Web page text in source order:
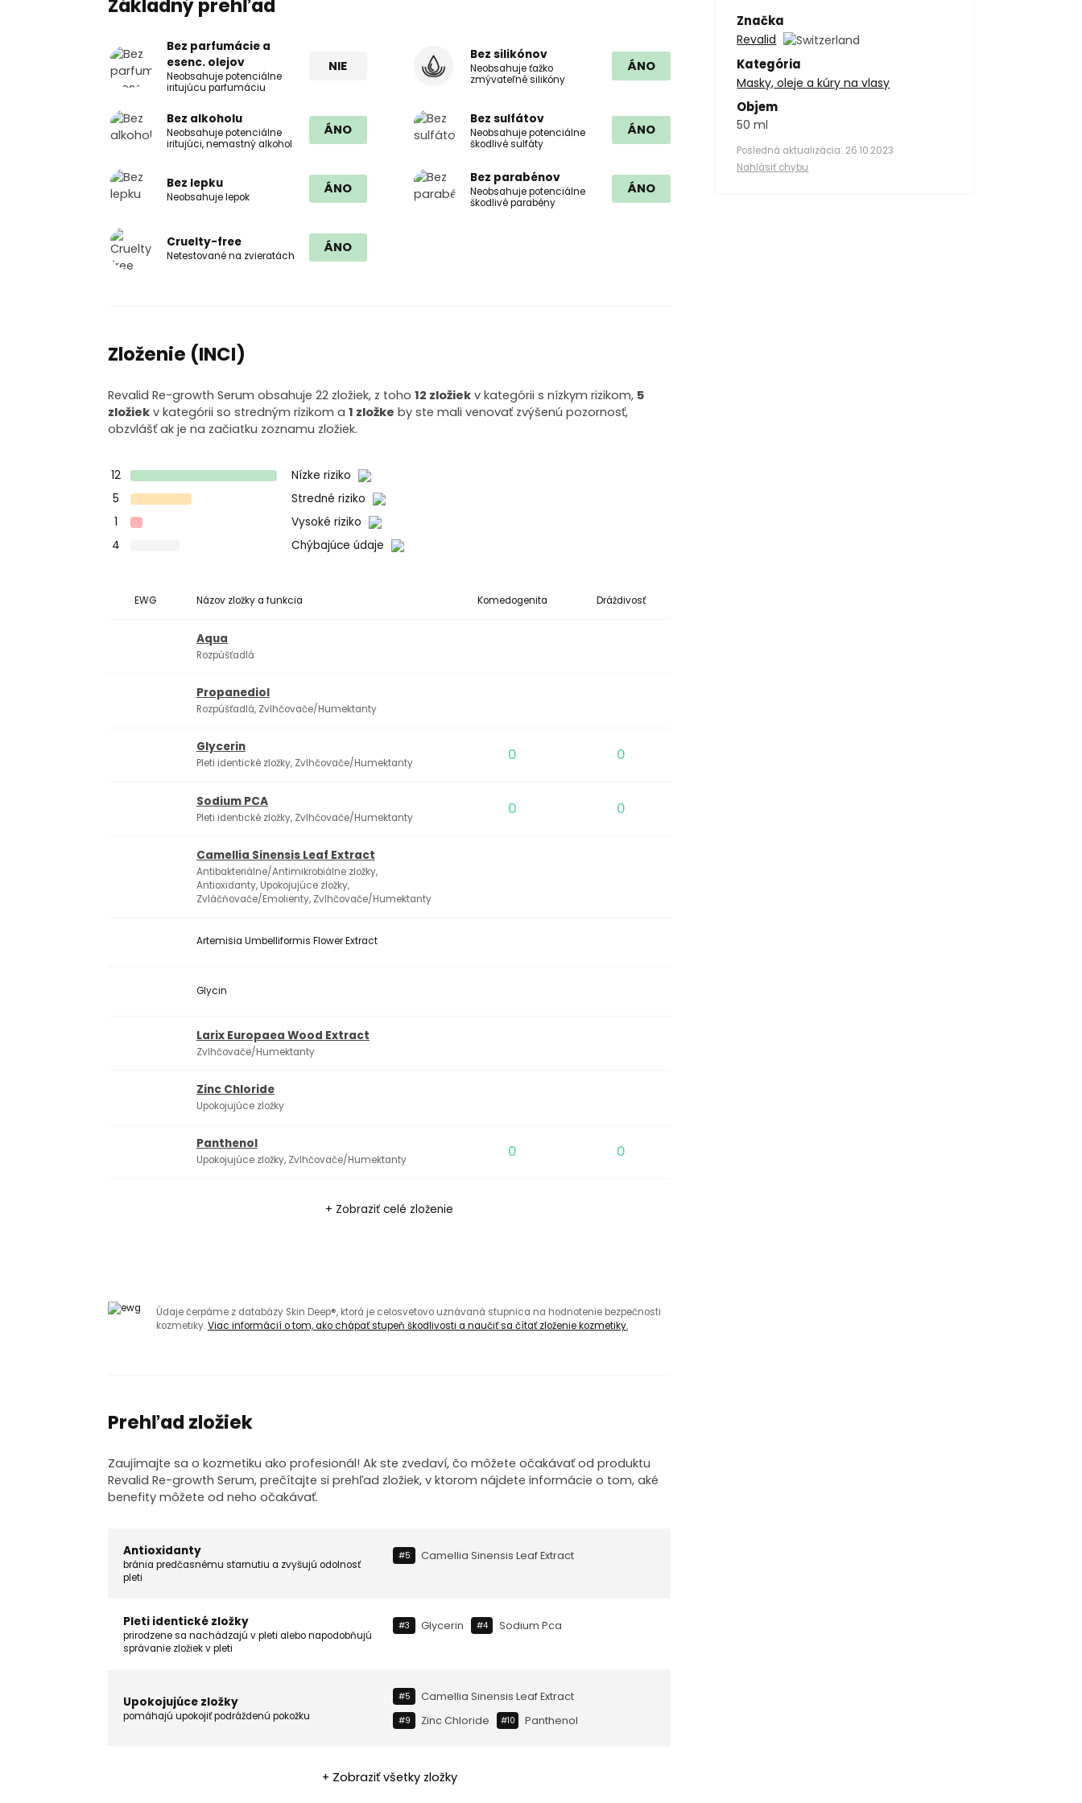
Základný prehľad
Bez parfumácie a
esenc. olejov
Neobsahuje potenciálne
iritujúcu parfumáciu
NIE
Bez silikónov
Neobsahuje ťažko
zmývateľné silikóny
ÁNO
Bez alkoholu
Neobsahuje potenciálne
iritujúci, nemastný alkohol
ÁNO
Bez sulfátov
Neobsahuje potenciálne
škodlivé sulfáty
ÁNO
Bez lepku
Neobsahuje lepok
ÁNO
Bez parabénov
Neobsahuje potenciálne
škodlivé parabény
ÁNO
Cruelty-free
Netestované na zvieratách
ÁNO
Zloženie (INCI)
Revalid Re-growth Serum obsahuje 22 zložiek, z toho12 zložiek v kategórii s nízkym rizikom, 5
zložiek v kategórii so stredným rizikom a1 zložke by ste mali venovať zvýšenú pozornosť,
obzvlášť ak je na začiatku zoznamu zložiek.
12
Nízke riziko
5
Stredné riziko
1
Vysoké riziko
4
Chýbajúce údaje
EWG Názov zložky a funkcia Komedogenita Dráždivosť
Aqua
Rozpúšťadlá
Propanediol
Rozpúšťadlá, Zvlhčovače/Humektanty
Glycerin
Pleti identické zložky, Zvlhčovače/Humektanty 0 0
Sodium PCA
Pleti identické zložky, Zvlhčovače/Humektanty 0 0
Camellia Sinensis Leaf Extract
Antibakteriálne/Antimikrobiálne zložky,
Antioxidanty, Upokojujúce zložky,
Zvláčňovače/Emolienty, Zvlhčovače/Humektanty
Artemisia Umbelliformis Flower Extract
Glycin
Larix Europaea Wood Extract
Zvlhčovače/Humektanty
Zinc Chloride
Upokojujúce zložky
Panthenol
Upokojujúce zložky, Zvlhčovače/Humektanty 0 0
+ Zobraziť celé zloženie
Údaje čerpáme z databázy Skin Deep®, ktorá je celosvetovo uznávaná stupnica na hodnotenie bezpečnosti
kozmetiky.Viac informácií o tom, ako chápať stupeň škodlivosti a naučiť sa čítať zloženie kozmetiky.
Prehľad zložiek
Zaujímajte sa o kozmetiku ako profesionál! Ak ste zvedaví, čo môžete očakávať od produktu
Revalid Re-growth Serum, prečítajte si prehľad zložiek, v ktorom nájdete informácie o tom, aké
benefity môžete od neho očakávať.
Antioxidanty
bránia predčasnému starnutiu a zvyšujú odolnosť
pleti
#5 Camellia Sinensis Leaf Extract
Pleti identické zložky
prirodzene sa nachádzajú v pleti alebo napodobňujú
správanie zložiek v pleti
#3 Glycerin #4 Sodium Pca
Upokojujúce zložky
pomáhajú upokojiť podráždenú pokožku
#5 Camellia Sinensis Leaf Extract
#9 Zinc Chloride #10 Panthenol
+ Zobraziť všetky zložky
Značka
Revalid
Kategória
Masky, oleje a kúry na vlasy
Objem
50 ml
Posledná aktualizácia: 26.10.2023
Nahlásiť chybu